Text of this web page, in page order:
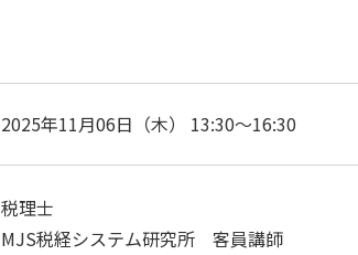
2025年11月06日（木） 13:30～16:30
税理士
MJS税経システム研究所 客員講師